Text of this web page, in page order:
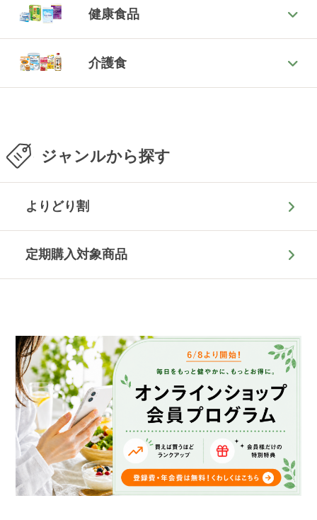
健康食品
介護食
ジャンルから探す
よりどり割
定期購入対象商品